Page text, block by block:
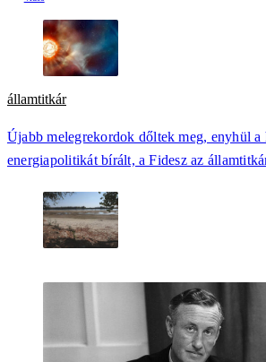
államtitkár
Újabb melegrekordok dőltek meg, enyhül a
energiapolitikát bírált, a Fidesz az